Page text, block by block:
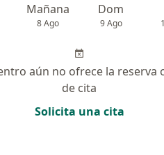
Mañana
8 Ago
Dom
9 Ago
aún no ofrece la reserva
de cita
Solicita una cita